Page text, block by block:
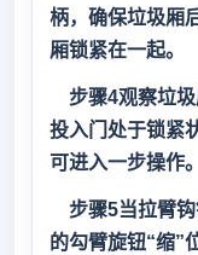
柄，确保垃圾厢
厢锁紧在一起。
步骤4观察垃圾
投入门处于锁紧
可进入一步操作。
步骤5当拉臂钩
的勾臂旋钮“缩”